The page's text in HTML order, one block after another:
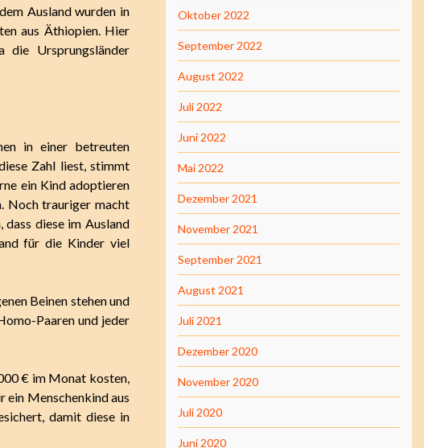
Ausland wurden in
aus Äthiopien. Hier
die Ursprungsländer
in einer betreuten
Zahl liest, stimmt
ein Kind adoptieren
Noch trauriger macht
dass diese im Ausland
für die Kinder viel
Beinen stehen und
Paaren und jeder
€ im Monat kosten,
ein Menschenkind aus
damit diese in
Oktober 2022
September 2022
August 2022
Juli 2022
Juni 2022
Mai 2022
Dezember 2021
November 2021
September 2021
August 2021
Juli 2021
Dezember 2020
November 2020
Juli 2020
Juni 2020